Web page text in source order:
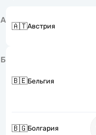
А
🇦🇹Австрия
Б
🇧🇪Бельгия
🇧🇬Болгария